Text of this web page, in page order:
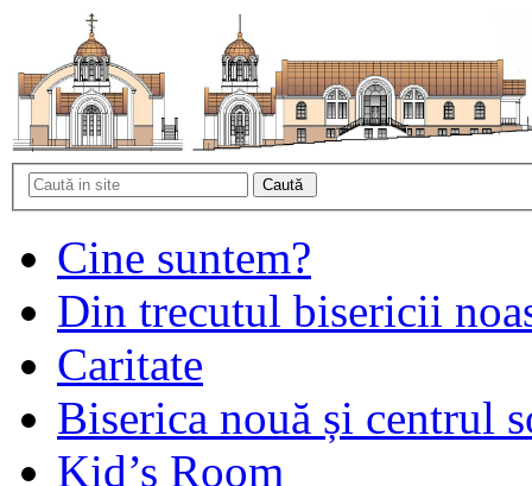
Cine suntem?
Din trecutul bisericii
Caritate
Biserica nouă și centrul
Kid’s Room